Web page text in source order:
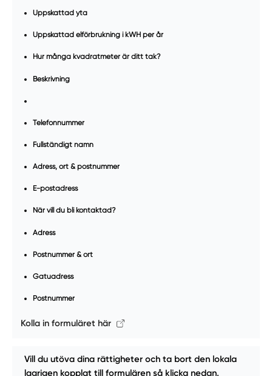
Uppskattad yta
Uppskattad elförbrukning i kWH per år
Hur många kvadratmeter är ditt tak?
Beskrivning
Telefonnummer
Fullständigt namn
Adress, ort & postnummer
E-postadress
När vill du bli kontaktad?
Adress
Postnummer & ort
Gatuadress
Postnummer
Kolla in formuläret här
Vill du utöva dina rättigheter och ta bort den lokala
lagrigen kopplat till formulären så klicka nedan.